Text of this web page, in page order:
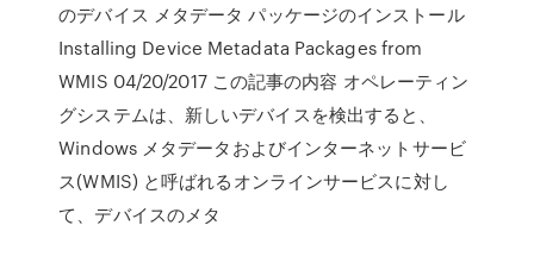
のデバイス メタデータ パッケージのインストール
Installing Device Metadata Packages from
WMIS 04/20/2017 この記事の内容 オペレーティン
グシステムは、新しいデバイスを検出すると、
Windows メタデータおよびインターネットサービ
ス(WMIS) と呼ばれるオンラインサービスに対し
て、デバイスのメタ